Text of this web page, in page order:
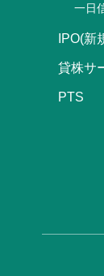
一日
IPO(新
貸株サ
PTS